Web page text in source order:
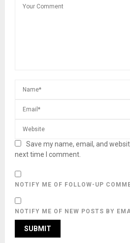
Save my name, email, and
next time I comment.
NOTIFY ME OF FOLLOW-UP
NOTIFY ME OF NEW POSTS BY